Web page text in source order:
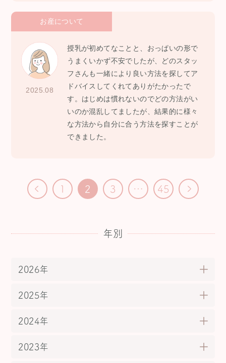
お産について
2025.08
授乳が初めてなことと、おっぱいの形で
うまくいかず不安でしたが、どのスタッ
フさんも一緒により良い方法を探してア
ドバイスしてくれてありがたかったで
す。はじめは慣れないのでどの方法がい
いのか混乱してましたが、結果的に様々
な方法から自分に合う方法を探すことが
できました。
ー
1 2 3 …
45
年別
2026年
2025年
2024年
2023年